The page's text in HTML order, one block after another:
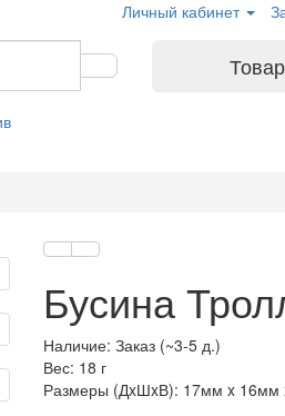
Личный кабинет
Бусина
Наличие: Заказ (~3-5 д.)
Вес: 18 г
Размеры (ДxШxВ): 17мм x 16мм